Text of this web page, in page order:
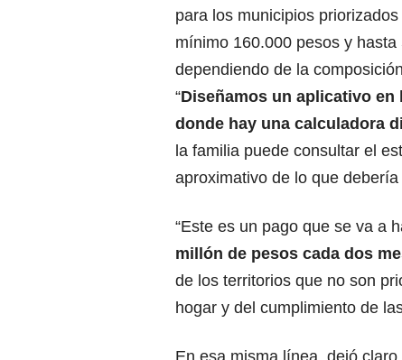
para los municipios
mínimo 160.000 pesos y hasta
dependiendo de la
“Diseñamos un aplicativo en
donde hay una calculadora
la familia puede consultar el
aproximativo de lo que debería
“Este es un pago que se va a
millón de pesos cada dos
de los territorios que no son
hogar y del cumplimiento de
En esa misma línea, dejó